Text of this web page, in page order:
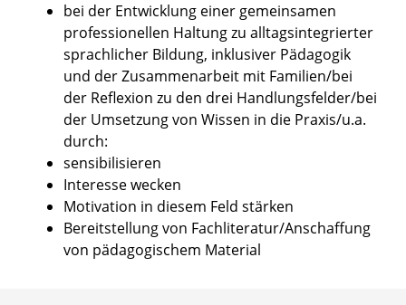
bei der Entwicklung einer gemeinsamen
professionellen Haltung zu alltagsintegrierter
sprachlicher Bildung, inklusiver Pädagogik
und der Zusammenarbeit mit Familien/bei
der Reflexion zu den drei Handlungsfelder/bei
der Umsetzung von Wissen in die Praxis/u.a.
durch:
sensibilisieren
Interesse wecken
Motivation in diesem Feld stärken
Bereitstellung von Fachliteratur/Anschaffung
von pädagogischem Material